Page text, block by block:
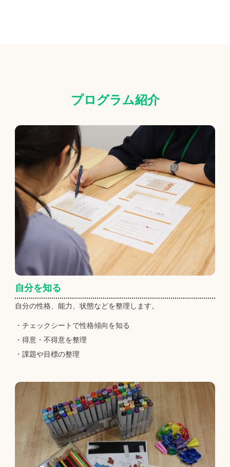
プログラム紹介
自分を知る
自分の性格、能力、状態などを整理します。
・チェックシートで性格傾向を知る
・得意・不得意を整理
・課題や目標の整理